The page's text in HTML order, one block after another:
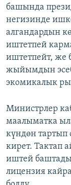
башында
негизинде
алгандардын
иштетпей
иштетпейт, же
жыйымдын
экомикалык
Министрлер
маалыматка
күндөн тартып
кирет. Тактап
иштей
лицензия